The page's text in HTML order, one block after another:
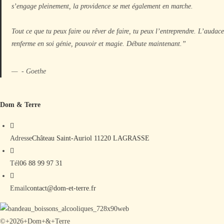
s’engage pleinement, la providence se met également en marche.
Tout ce que tu peux faire ou rêver de faire, tu peux l’entreprendre. L’audace
renferme en soi génie, pouvoir et magie. Débute maintenant.”
- Goethe
Dom & Terre
AdresseChâteau Saint-Auriol 11220 LAGRASSE
Tél06 88 99 97 31
votre
Emailcontact@dom-et-terre.frS’ouvre
votre
©+2026+Dom+&+Terre